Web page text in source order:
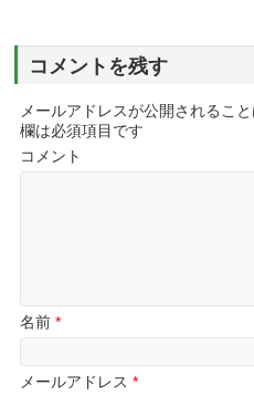
コメントを残す
メールアドレスが公開されること
欄は必須項目です
コメント
名前*
メールアドレス*